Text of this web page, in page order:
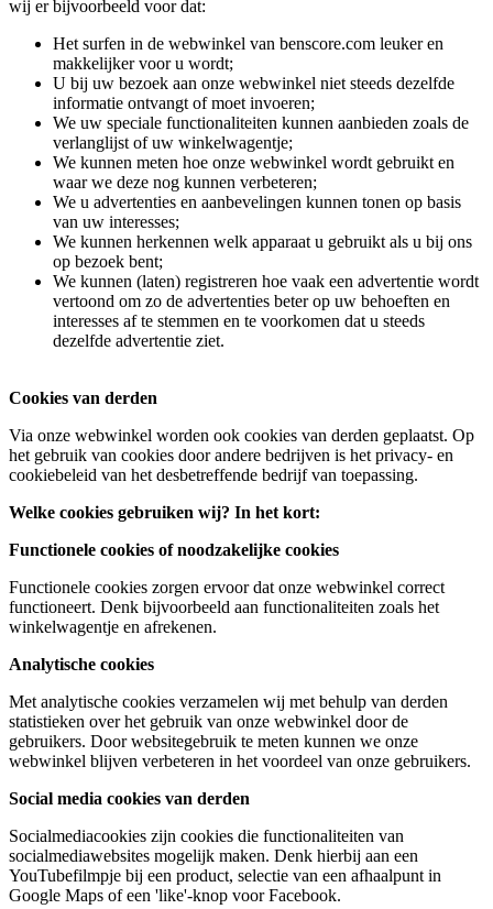
wij er bijvoorbeeld voor dat:
Het surfen in de webwinkel van benscore.com leuker en
makkelijker voor u wordt;
U bij uw bezoek aan onze webwinkel niet steeds dezelfde
informatie ontvangt of moet invoeren;
We uw speciale functionaliteiten kunnen aanbieden zoals de
verlanglijst of uw winkelwagentje;
We kunnen meten hoe onze webwinkel wordt gebruikt en
waar we deze nog kunnen verbeteren;
We u advertenties en aanbevelingen kunnen tonen op basis
van uw interesses;
We kunnen herkennen welk apparaat u gebruikt als u bij ons
op bezoek bent;
We kunnen (laten) registreren hoe vaak een advertentie wordt
vertoond om zo de advertenties beter op uw behoeften en
interesses af te stemmen en te voorkomen dat u steeds
dezelfde advertentie ziet.
Cookies van derden
Via onze webwinkel worden ook cookies van derden geplaatst. Op
het gebruik van cookies door andere bedrijven is het privacy- en
cookiebeleid van het desbetreffende bedrijf van toepassing.
Welke cookies gebruiken wij? In het kort:
Functionele cookies of noodzakelijke cookies
Functionele cookies zorgen ervoor dat onze webwinkel correct
functioneert. Denk bijvoorbeeld aan functionaliteiten zoals het
winkelwagentje en afrekenen.
Analytische cookies
Met analytische cookies verzamelen wij met behulp van derden
statistieken over het gebruik van onze webwinkel door de
gebruikers. Door websitegebruik te meten kunnen we onze
webwinkel blijven verbeteren in het voordeel van onze gebruikers.
Social media cookies van derden
Socialmediacookies zijn cookies die functionaliteiten van
socialmediawebsites mogelijk maken. Denk hierbij aan een
YouTubefilmpje bij een product, selectie van een afhaalpunt in
Google Maps of een 'like'-knop voor Facebook.